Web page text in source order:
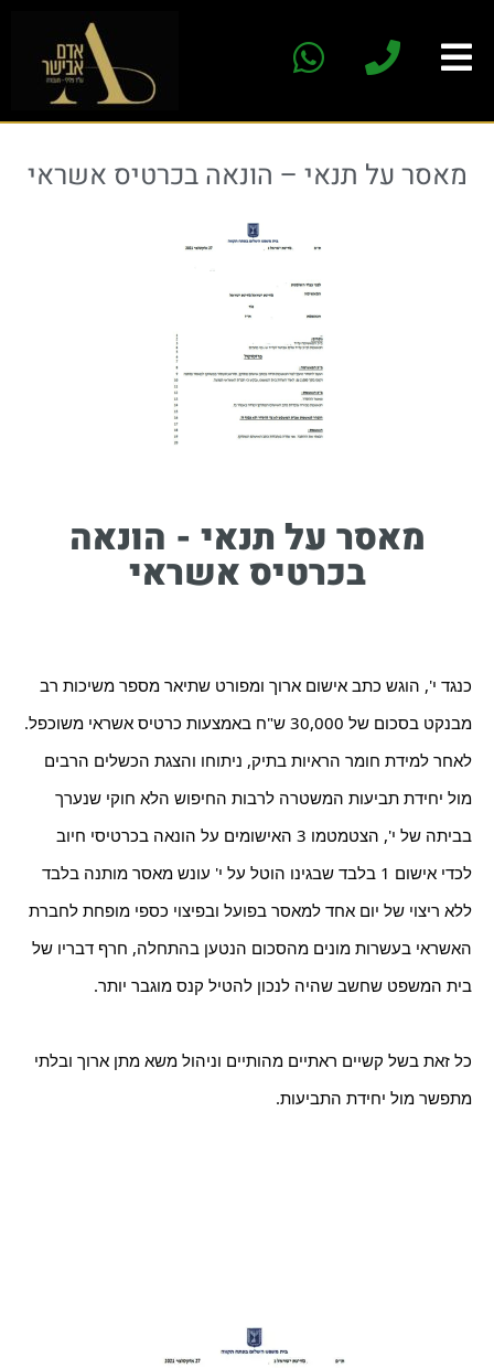
מאסר על תנאי – הונאה בכרטיס אשראי​
מאסר על תנאי - הונאה
בכרטיס אשראי
בית המשפט שחשב שהיה לנכון להטיל קנס מוגבר יותר.
מתפשר מול יחידת התביעות.